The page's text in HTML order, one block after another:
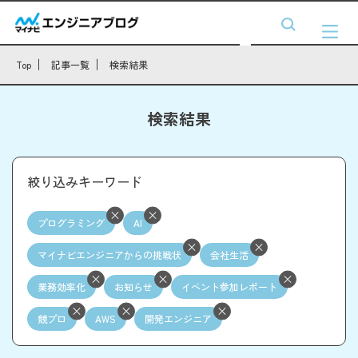
Top 記事一覧 検索結果
検索結果
絞り込みキーワード
プログラミング AI
マイナビエンジニアからの挑戦状 会社生活
業務効率化 お知らせ イベント参加レポート
競プロ AWS 開発エンジニア